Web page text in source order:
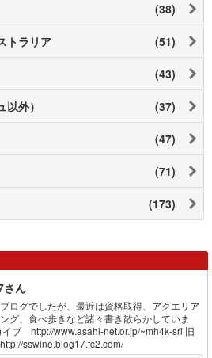
(38)
トラリア (51)
(43)
外） (37)
(47)
(71)
(173)
ん
ログでしたが、最近は資格取得、アクエリア
グ、食べ歩きなど諸々書き散らかしていま
イブ http://www.asahi-net.or.jp/~mh4k-sri 旧
sswine.blog17.fc2.com/